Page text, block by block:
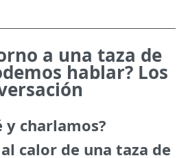
a una taza de
hablar? Los
y charlamos?
calor de una taza de